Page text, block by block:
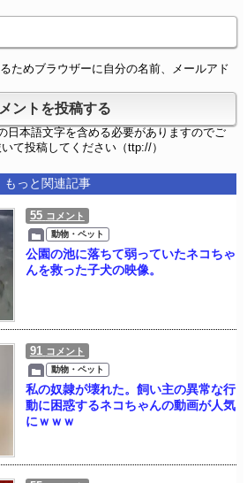
ためブラウザーに自分の名前、メールアド
日本語文字を含める必要がありますのでご
て投稿してください（ttp://）
もっと関連記事
55 コメント
動物・ペット
公園の池に落ちて弱っていたネコちゃ
んを救った子犬の映像。
91 コメント
動物・ペット
私の奴隷が壊れた。飼い主の異常な行
動に困惑するネコちゃんの動画が人気
にｗｗｗ